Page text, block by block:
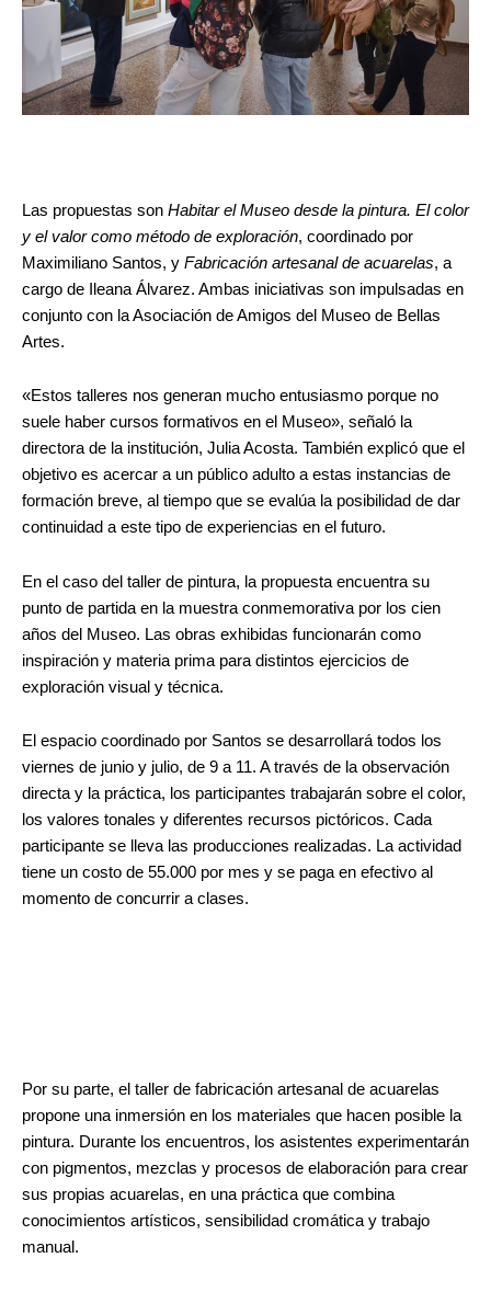
Las propuestas son Habitar el Museo desde la pintura. El color
y el valor como método de exploración, coordinado por
Maximiliano Santos, y Fabricación artesanal de acuarelas, a
cargo de Ileana Álvarez. Ambas iniciativas son impulsadas en
conjunto con la Asociación de Amigos del Museo de Bellas
Artes.
«Estos talleres nos generan mucho entusiasmo porque no
suele haber cursos formativos en el Museo», señaló la
directora de la institución, Julia Acosta. También explicó que el
objetivo es acercar a un público adulto a estas instancias de
formación breve, al tiempo que se evalúa la posibilidad de dar
continuidad a este tipo de experiencias en el futuro.
En el caso del taller de pintura, la propuesta encuentra su
punto de partida en la muestra conmemorativa por los cien
años del Museo. Las obras exhibidas funcionarán como
inspiración y materia prima para distintos ejercicios de
exploración visual y técnica.
El espacio coordinado por Santos se desarrollará todos los
viernes de junio y julio, de 9 a 11. A través de la observación
directa y la práctica, los participantes trabajarán sobre el color,
los valores tonales y diferentes recursos pictóricos. Cada
participante se lleva las producciones realizadas. La actividad
tiene un costo de 55.000 por mes y se paga en efectivo al
momento de concurrir a clases.
Por su parte, el taller de fabricación artesanal de acuarelas
propone una inmersión en los materiales que hacen posible la
pintura. Durante los encuentros, los asistentes experimentarán
con pigmentos, mezclas y procesos de elaboración para crear
sus propias acuarelas, en una práctica que combina
conocimientos artísticos, sensibilidad cromática y trabajo
manual.